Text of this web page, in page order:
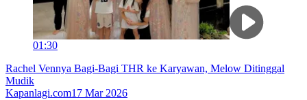
01:30
Rachel Vennya Bagi-Bagi THR ke Karyawan, Melow Ditinggal
Mudik
Kapanlagi.com17 Mar 2026